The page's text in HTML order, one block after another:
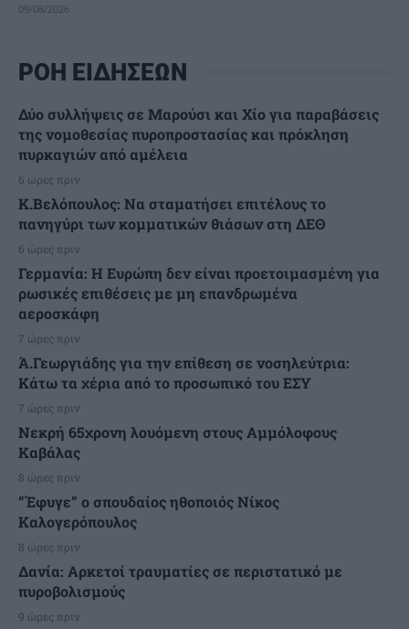
09/08/2026
ΡΟΗ ΕΙΔΗΣΕΩΝ
Δύο συλλήψεις σε Μαρούσι και Χίο για παραβάσεις
της νομοθεσίας πυροπροστασίας και πρόκληση
πυρκαγιών από αμέλεια
6 ώρες πριν
Κ.Βελόπουλος: Να σταματήσει επιτέλους το
πανηγύρι των κομματικών θιάσων στη ΔΕΘ
6 ώρες πριν
Γερμανία: Η Ευρώπη δεν είναι προετοιμασμένη για
ρωσικές επιθέσεις με μη επανδρωμένα
αεροσκάφη
7 ώρες πριν
Ά.Γεωργιάδης για την επίθεση σε νοσηλεύτρια:
Κάτω τα χέρια από το προσωπικό του ΕΣΥ
7 ώρες πριν
Νεκρή 65χρονη λουόμενη στους Αμμόλοφους
Καβάλας
8 ώρες πριν
“Έφυγε” ο σπουδαίος ηθοποιός Νίκος
Καλογερόπουλος
8 ώρες πριν
Δανία: Αρκετοί τραυματίες σε περιστατικό με
πυροβολισμούς
9 ώρες πριν